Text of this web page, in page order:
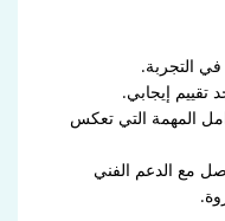
التجربة.
تقييم إيجابي.
المهمة التي تعكس
مع الدعم الفني